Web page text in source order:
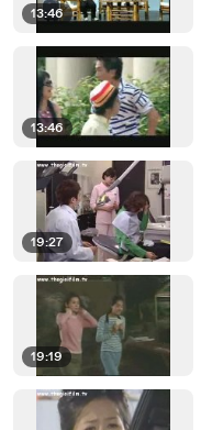
13:46
13:46
19:27
19:19